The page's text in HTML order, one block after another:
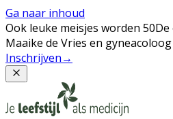
Ga naar inhoud
Ook leuke meisjes worden 50
Maaike de Vries en
Inschrijven→